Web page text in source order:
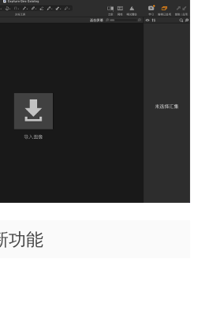
功能